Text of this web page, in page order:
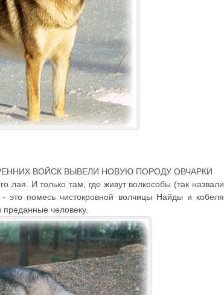
ВОЙСК ВЫВЕЛИ НОВУЮ ПОРОДУ ОВЧАРКИ
лая. И только там, где живут волкособы (так назвали
это помесь чистокровной волчицы Найды и кобеля
человеку.